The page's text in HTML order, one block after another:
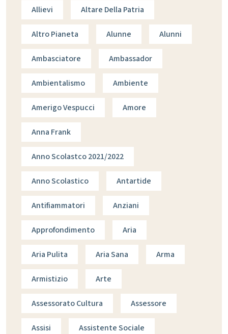
Allievi Altare Della Patria
Altro Pianeta Alunne Alunni
Ambasciatore Ambassador
Ambientalismo Ambiente
Amerigo Vespucci Amore
Anna Frank
Anno Scolastco 2021/2022
Anno Scolastico Antartide
Antifiammatori Anziani
Approfondimento Aria
Aria Pulita Aria Sana Arma
Armistizio Arte
Assessorato Cultura Assessore
Assisi Assistente Sociale